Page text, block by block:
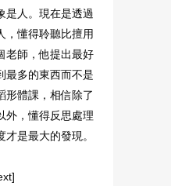
是人。現在是透過
，懂得聆聽比擅用
老師，他提出最好
最多的東西而不是
形體課，相信除了
外，懂得反思處理
是最大的發現。